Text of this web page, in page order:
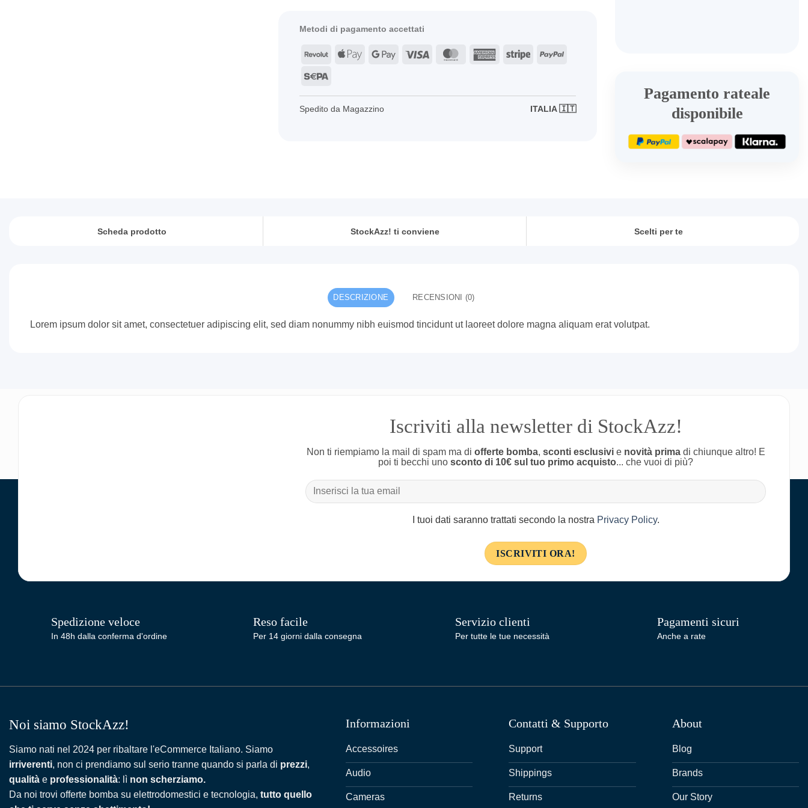
Metodi di pagamento accettati
RevolutApple
Google
Visa MasterCardAmericanStripe PayPal
Spedito da Magazzino ITALIA 🇮🇹
Pagamento rateale
disponibile
Scheda prodotto StockAzz! ti conviene Scelti per te
DESCRIZIONE RECENSIONI (0)
Lorem ipsum dolor sit amet, consectetuer adipiscing elit, sed diam nonummy nibh euismod tincidunt ut laoreet dolore magna aliquam erat volutpat.
Iscriviti alla newsletter di StockAzz!
Non ti riempiamo la mail di spam ma di offerte bomba, sconti esclusivie novità primadi chiunque altro! E
poi ti becchi uno sconto di 10€ sul tuo primo acquisto... che vuoi di più?
I tuoi dati saranno trattati secondo la nostra Privacy Policy.
Spedizione veloce
In 48h dalla conferma d'ordine
Reso facile
Per 14 giorni dalla consegna
Servizio clienti
Per tutte le tue necessità
Pagamenti sicuri
Anche a rate
Noi siamo StockAzz!
Siamo nati nel 2024 per ribaltare l'eCommerce Italiano. Siamo
irriverenti, non ci prendiamo sul serio tranne quando si parla di prezzi,
qualità e professionalità: lì non scherziamo.
Da noi trovi offerte bomba su elettrodomestici e tecnologia, tutto quello
Informazioni
Accessoires
Audio
Cameras
Contatti & Supporto
Support
Shippings
Returns
About
Blog
Brands
Our Story